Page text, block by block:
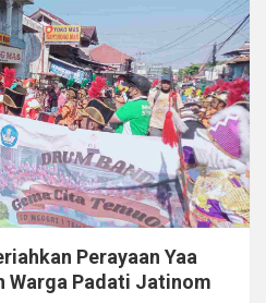
Perayaan Yaa
Warga Padati Jatinom